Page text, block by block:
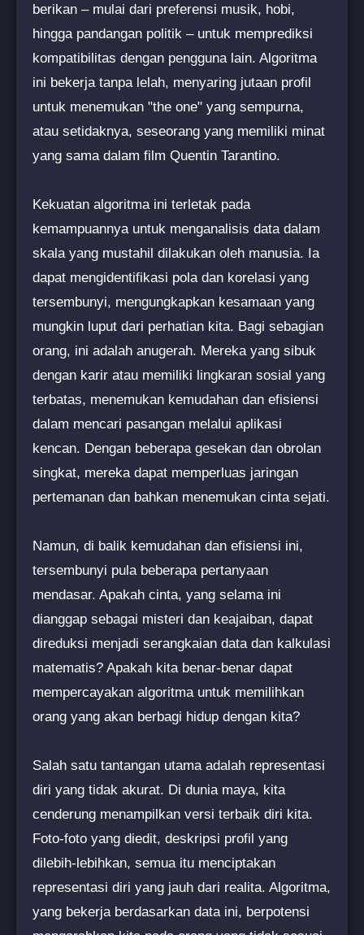
berikan – mulai dari preferensi musik, hobi,
hingga pandangan politik – untuk memprediksi
kompatibilitas dengan pengguna lain. Algoritma
ini bekerja tanpa lelah, menyaring jutaan profil
untuk menemukan "the one" yang sempurna,
atau setidaknya, seseorang yang memiliki minat
yang sama dalam film Quentin Tarantino.
Kekuatan algoritma ini terletak pada
kemampuannya untuk menganalisis data dalam
skala yang mustahil dilakukan oleh manusia. Ia
dapat mengidentifikasi pola dan korelasi yang
tersembunyi, mengungkapkan kesamaan yang
mungkin luput dari perhatian kita. Bagi sebagian
orang, ini adalah anugerah. Mereka yang sibuk
dengan karir atau memiliki lingkaran sosial yang
terbatas, menemukan kemudahan dan efisiensi
dalam mencari pasangan melalui aplikasi
kencan. Dengan beberapa gesekan dan obrolan
singkat, mereka dapat memperluas jaringan
pertemanan dan bahkan menemukan cinta sejati.
Namun, di balik kemudahan dan efisiensi ini,
tersembunyi pula beberapa pertanyaan
mendasar. Apakah cinta, yang selama ini
dianggap sebagai misteri dan keajaiban, dapat
direduksi menjadi serangkaian data dan kalkulasi
matematis? Apakah kita benar-benar dapat
mempercayakan algoritma untuk memilihkan
orang yang akan berbagi hidup dengan kita?
Salah satu tantangan utama adalah representasi
diri yang tidak akurat. Di dunia maya, kita
cenderung menampilkan versi terbaik diri kita.
Foto-foto yang diedit, deskripsi profil yang
dilebih-lebihkan, semua itu menciptakan
representasi diri yang jauh dari realita. Algoritma,
yang bekerja berdasarkan data ini, berpotensi